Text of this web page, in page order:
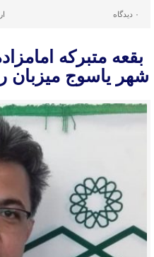
۰ دیدگاه
بقعه متبرکه
شهر یاسوج